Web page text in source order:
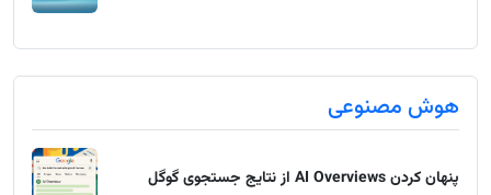
هوش مصنوعی
پنهان کردن AI Overviews از نتایج جستجوی گوگل